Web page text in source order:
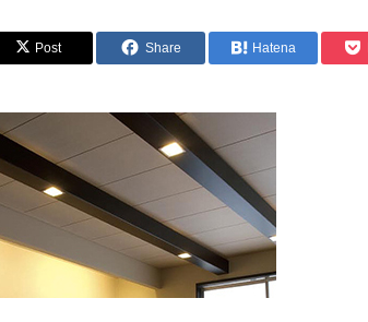
Post Share Hatena